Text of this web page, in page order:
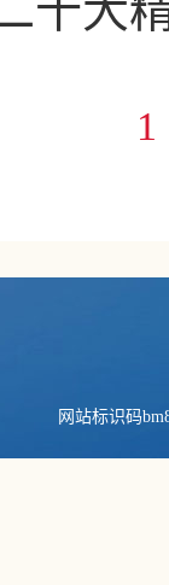
1
网站标识码